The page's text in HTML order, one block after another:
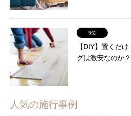
5位
【DIY】置くだ
グは激安なのか
人気の施行事例